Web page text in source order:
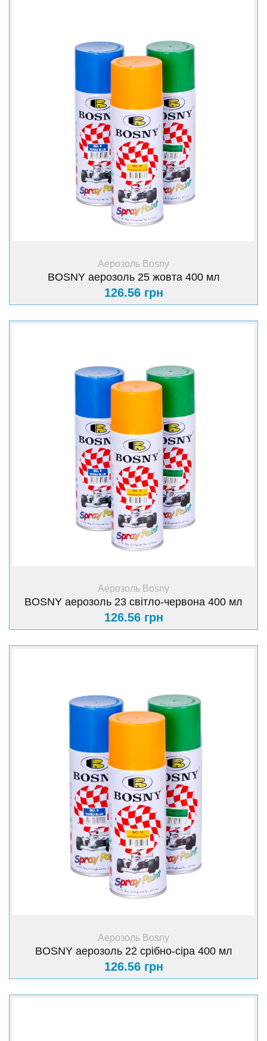
+ Купити
Аерозоль Bosny
BOSNY аерозоль 25 жовта 400 мл
126.56 грн
+ Купити
Аерозоль Bosny
BOSNY аерозоль 23 світло-червона 400 мл
126.56 грн
+ Купити
Аерозоль Bosny
BOSNY аерозоль 22 срібно-сіра 400 мл
126.56 грн